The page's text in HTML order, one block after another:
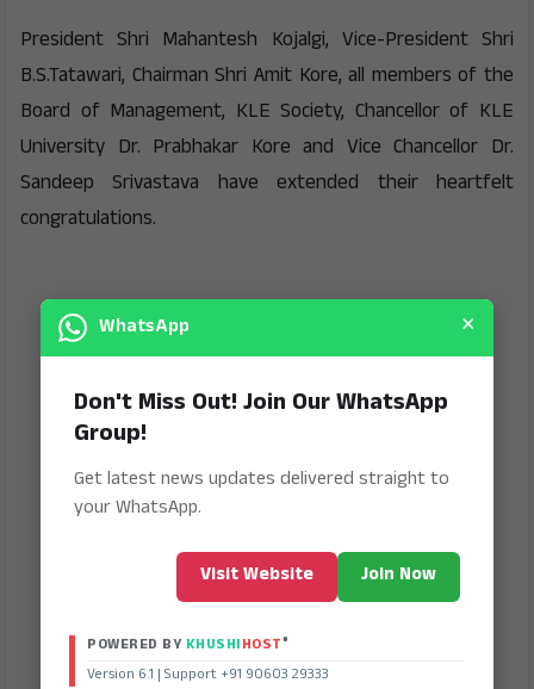
President Shri Mahantesh Kojalgi, Vice-President Shri
B.S.Tatawari, Chairman Shri Amit Kore, all members of the
Board of Management, KLE Society, Chancellor of KLE
University Dr. Prabhakar Kore and Vice Chancellor Dr.
Sandeep Srivastava have extended their heartfelt
congratulations.
WhatsApp ×
Don't Miss Out! Join Our WhatsApp
Group!
Get latest news updates delivered straight to
your WhatsApp.
Visit Website Join Now
POWERED BY KHUSHIHOST®
Version 6.1 | Support +91 90603 29333